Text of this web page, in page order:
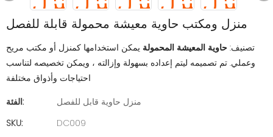
منزل ومكتب حاوية معيشة محمولة قابلة للفصل
تصنيف: حاوية المعيشة المحمولة يمكن استخدامها كمنزل أو مكتب مريح
وعملي. تم تصميمه ليتم إعداده بسهولة وإزالته ، ويمكن تخصيصه لتناسب
احتياجات وأذواق مختلفة
الفئة:
منزل حاوية قابل للفصل
SKU:
DC009